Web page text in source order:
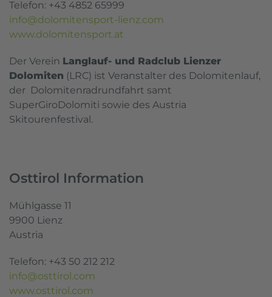
Telefon: +43 4852 65999
info@dolomitensport-lienz.com
www.dolomitensport.at
Der Verein Langlauf- und Radclub Lienzer
Dolomiten (LRC) ist Veranstalter des Dolomitenlauf,
der Dolomitenradrundfahrt samt
SuperGiroDolomiti sowie des Austria
Skitourenfestival.
Osttirol Information
Mühlgasse 11
9900 Lienz
Austria
Telefon: +43 50 212 212
info@osttirol.com
www.osttirol.com